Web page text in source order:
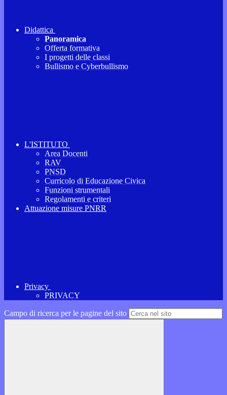
Didattica
Panoramica
Offerta formativa
I progetti delle classi
Bullismo e Cyberbullismo
L'ISTITUTO
Area Docenti
RAV
PNSD
Curricolo di Educazione Civica
Funzioni strumentali
Regolamenti e criteri
Attuazione misure PNRR
Privacy
PRIVACY
Campo di ricerca per le pagine del sito